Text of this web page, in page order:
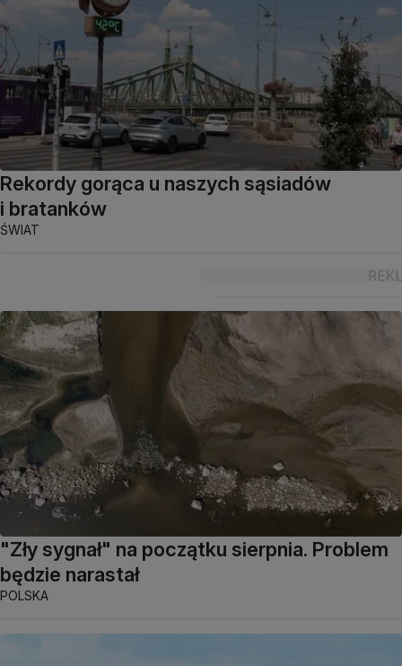
Rekordy gorąca u naszych sąsiadów
i bratanków
ŚWIAT
"Zły sygnał" na początku sierpnia. Problem
będzie narastał
POLSKA